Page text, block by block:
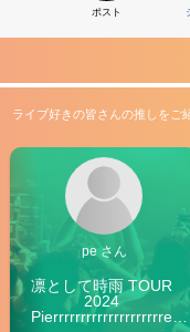
ポスト
ライブ好きの皆さんの推しをご
pe さん
凛として時雨 TOUR
2024
Pierrrrrrrrrrrrrrrrrrrre